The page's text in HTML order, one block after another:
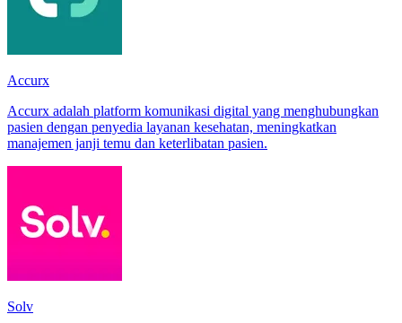
Accurx
Accurx adalah platform komunikasi digital yang menghubungkan
pasien dengan penyedia layanan kesehatan, meningkatkan
manajemen janji temu dan keterlibatan pasien.
Solv